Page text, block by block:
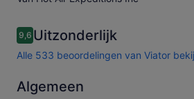
Beoordelingen
9,69,6 op 10 –
Uitzonderlijk
Alle 533 beoordelingen van Viator
9.69.6 van 10
Uitzonderlijk
Algemeen